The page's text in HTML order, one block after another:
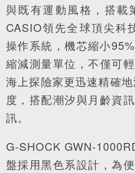
與既有運動風格，搭載
CASIO領先全球頂尖科
操作系統，機芯縮小
縮減測量單位，不僅可
海上探險家更迅速精確
度，搭配潮汐與月齡資
訊。
G-SHOCK GWN-
盤採用黑色系設計，為